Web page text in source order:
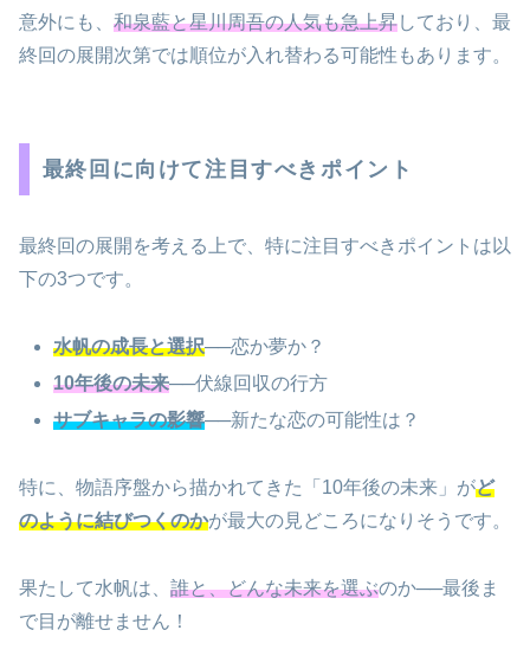
意外にも、 和泉藍と星川周吾の人気も急上昇しており、最
終回の展開次第では順位が入れ替わる可能性もあります。
最終回に向けて注目すべきポイント
最終回の展開を考える上で、特に注目すべきポイントは以
下の3つです。
水帆の成長と選択──恋か夢か？
10年後の未来──伏線回収の行方
サブキャラの影響──新たな恋の可能性は？
特に、物語序盤から描かれてきた「10年後の未来」がど
のように結びつくのかが最大の見どころになりそうです。
果たして水帆は、 誰と、どんな未来を選ぶのか──最後ま
で目が離せません！